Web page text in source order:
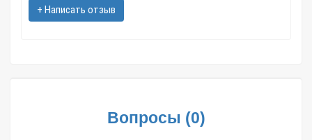
Барнаул; Иркутск; Хабаровск; Ярославль; Кемерово; Астрахань;
+ Написать отзыв
Вопросы (0)